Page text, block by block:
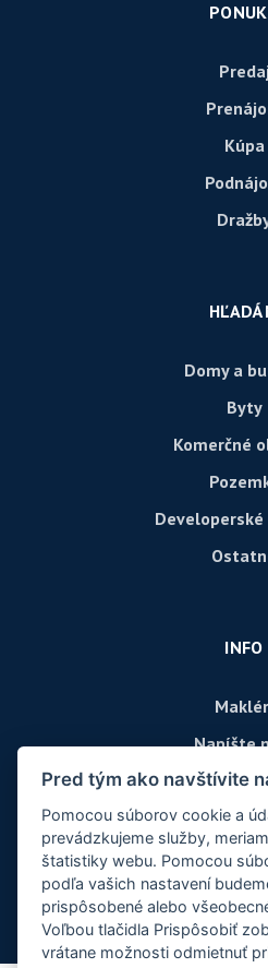
Kúpa
Domy a
Byty
Komerčné
INFO
Napíšte
Pred tým ako navštívite
Pomocou súborov cookie a
prevádzkujeme služby,
štatistiky webu. Pomocou
podľa vašich nastavení
prispôsobené alebo
Voľbou tlačidla Prispôsobiť
vrátane možnosti odmietnuť